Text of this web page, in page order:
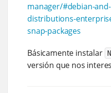
manager/#debian-
distributions-
snap-packages
Básicamente instalar
versión que nos